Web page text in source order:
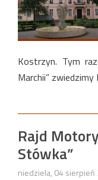
Kostrzyn. Tym
Marchii” zwiedzimy
Rajd
Stówka”
niedziela, 04 sierpień